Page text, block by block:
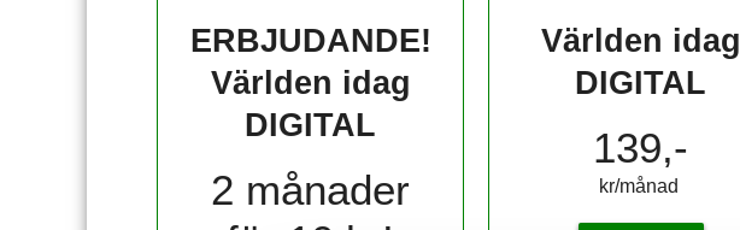
ERBJUDANDE!
Världen idag
DIGITAL
2 månader
Världen idag
DIGITAL
139,-
kr/månad ​​​​​​